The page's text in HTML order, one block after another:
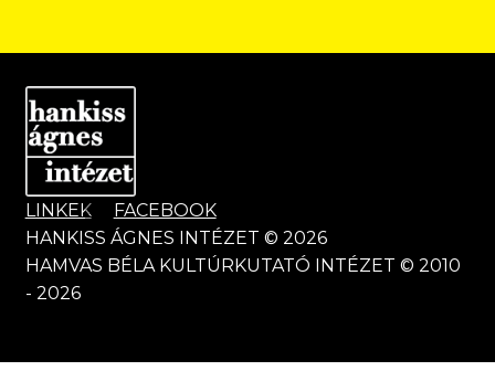
LINKEK
FACEBOOK
HANKISS ÁGNES INTÉZET © 2026
HAMVAS BÉLA KULTÚRKUTATÓ INTÉZET © 2010
- 2026